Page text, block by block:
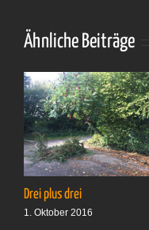
Ähnliche Beiträge
Drei plus drei
1. Oktober 2016